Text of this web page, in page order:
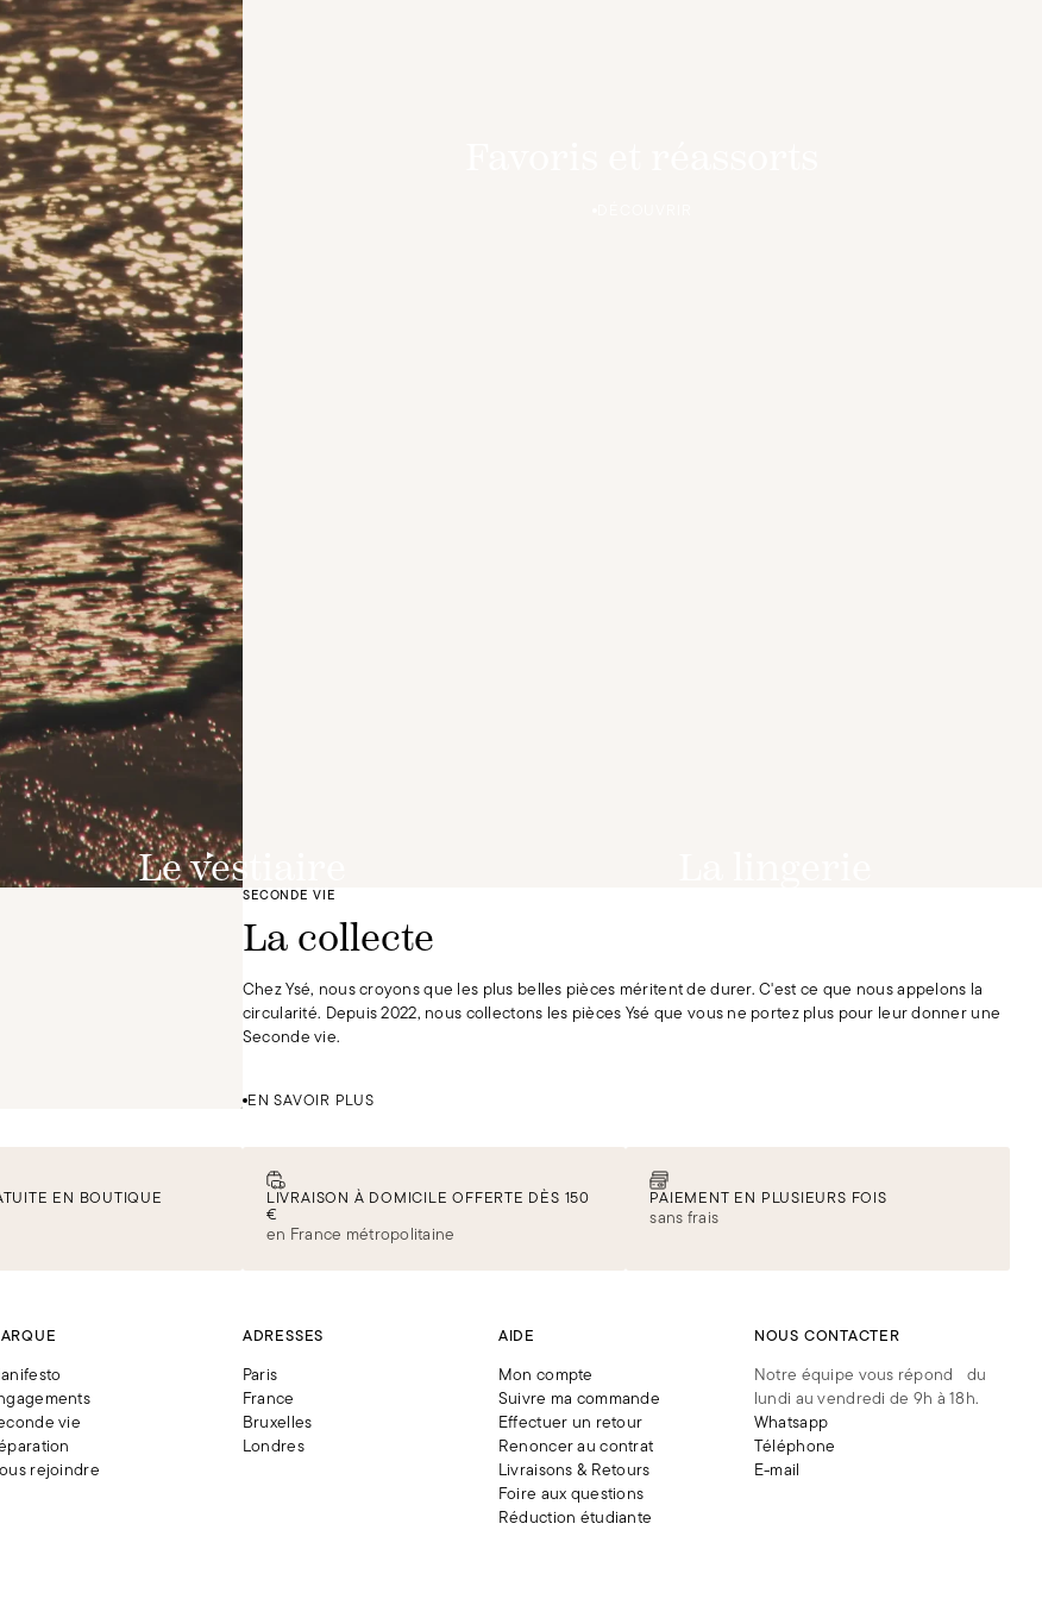
Le vestiaire
DÉCOUVRIR
SECONDE VIE
La collecte
Chez Ysé, nous croyons que les plus belles pièces méritent de durer. C'est ce que nous appelons la
circularité. Depuis 2022, nous collectons les pièces Ysé que vous ne portez plus pour leur donner une
Seconde vie.
EN SAVOIR PLUS
EN BOUTIQUE LIVRAISON À DOMICILE OFFERTE DÈS 150
€
en France métropolitaine
PAIEMENT EN PLUSIEURS FOIS
sans frais
vie
rejoindre
ADRESSES
Paris
France
Bruxelles
Londres
AIDE
Mon compte
Suivre ma commande
Effectuer un retour
Renoncer au contrat
Livraisons & Retours
Foire aux questions
Réduction étudiante
NOUS CONTACTER
Notre équipe vous répond du
lundi au vendredi de 9h à 18h.
Whatsapp
Téléphone
E-mail